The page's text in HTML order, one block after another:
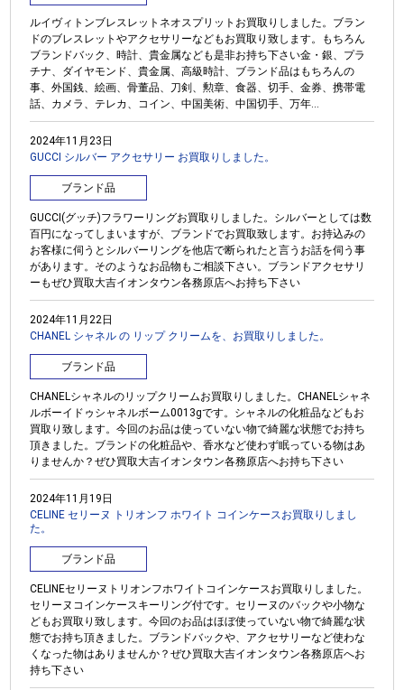
ルイヴィトンブレスレットネオスプリットお買取りしました。ブラン
ドのブレスレットやアクセサリーなどもお買取り致します。もちろん
ブランドバック、時計、貴金属なども是非お持ち下さい金・銀、プラ
チナ、ダイヤモンド、貴金属、高級時計、ブランド品はもちろんの
事、外国銭、絵画、骨董品、刀剣、勲章、食器、切手、金券、携帯電
話、カメラ、テレカ、コイン、中国美術、中国切手、万年...
2024年11月23日
GUCCI シルバー アクセサリー お買取りしました。
ブランド品
GUCCI(グッチ)フラワーリングお買取りしました。シルバーとしては数
百円になってしまいますが、ブランドでお買取致します。お持込みの
お客様に伺うとシルバーリングを他店で断られたと言うお話を伺う事
があります。そのようなお品物もご相談下さい。ブランドアクセサリ
ーもぜひ買取大吉イオンタウン各務原店へお持ち下さい
2024年11月22日
CHANEL シャネル の リップ クリームを、お買取りしました。
ブランド品
CHANELシャネルのリップクリームお買取りしました。CHANELシャネ
ルボーイドゥシャネルボーム0013gです。シャネルの化粧品などもお
買取り致します。今回のお品は使っていない物で綺麗な状態でお持ち
頂きました。ブランドの化粧品や、香水など使わず眠っている物はあ
りませんか？ぜひ買取大吉イオンタウン各務原店へお持ち下さい
2024年11月19日
CELINE セリーヌ トリオンフ ホワイト コインケースお買取りしまし
た。
ブランド品
CELINEセリーヌトリオンフホワイトコインケースお買取りしました。
セリーヌコインケースキーリング付です。セリーヌのバックや小物な
どもお買取り致します。今回のお品はほぼ使っていない物で綺麗な状
態でお持ち頂きました。ブランドバックや、アクセサリーなど使わな
くなった物はありませんか？ぜひ買取大吉イオンタウン各務原店へお
持ち下さい